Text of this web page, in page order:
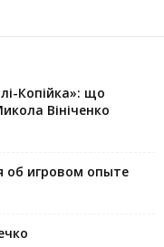
Копійка»: що
Вініченко
об игровом опыте